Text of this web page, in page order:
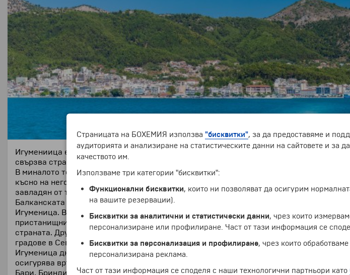
Игумениица е крайбрежен гръцки град и важно пристанище. Разположен е в
свързва страната по море с Италия.
В миналото той е бил познат с името Титани и е бил един от най-важните в царство
късно на негово място е издигнат нов град, който бил под властта на Римската
завладян от турците. В периода на османското владичество той е малко селище,
Балканската война и става факт през 1913 година. През 1938 г. градът е избран за
Игуменица. В края на Втората световна война, през 1944 г., Игименица е
пристанищния терминал и постепенно градът се разрастнал. Основната причината
страната. Друг важен фактор е пускането в експлоатация през 2009 г. на
градове в Северна Гърция и достига до гръцко-турската граница.
Игуменица днес разполага с две пристанища – вътрешно и международно.
осигурява връзка със значимото гръцко пристанище Патра. Международният
Бари, Бриндизи, Триест.
Страницата на БОХЕМИЯ използва "бисквитки", за да предоставяме и
аудиторията и анализиране на статистическите данни на сайтовете и за
качеството им.
Използваме три категории "бисквитки":
Функционални бисквитки, които ни позволяват да осигурим
на вашите резервации).
Бисквитки за аналитични и статистически данни, чрез които
персонализиране или профилиране. Част от тази информация се
Бисквитки за персонализация и профилиране, чрез които
персонализирана реклама.
Част от тази информация се споделя с наши технологични партньори като